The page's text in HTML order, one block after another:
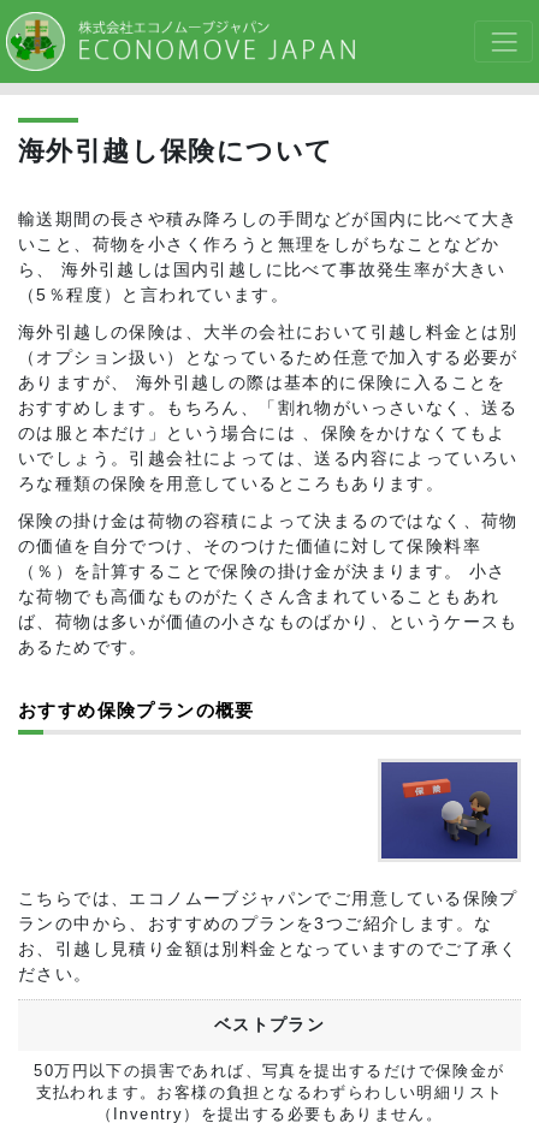
海外引越し保険について
輸送期間の長さや積み降ろしの手間などが国内に比べて大き
いこと、荷物を小さく作ろうと無理をしがちなことなどか
ら、 海外引越しは国内引越しに比べて事故発生率が大きい
（5％程度）と言われています。
海外引越しの保険は、大半の会社において引越し料金とは別
（オプション扱い）となっているため任意で加入する必要が
ありますが、 海外引越しの際は基本的に保険に入ることを
おすすめします。もちろん、「割れ物がいっさいなく、送る
のは服と本だけ」という場合には 、保険をかけなくてもよ
いでしょう。引越会社によっては、送る内容によっていろい
ろな種類の保険を用意しているところもあります。
保険の掛け金は荷物の容積によって決まるのではなく、荷物
の価値を自分でつけ、そのつけた価値に対して保険料率
（％）を計算することで保険の掛け金が決まります。 小さ
な荷物でも高価なものがたくさん含まれていることもあれ
ば、荷物は多いが価値の小さなものばかり、というケースも
あるためです。
おすすめ保険プランの概要
こちらでは、エコノムーブジャパンでご用意している保険プ
ランの中から、おすすめのプランを3つご紹介します。な
お、引越し見積り金額は別料金となっていますのでご了承く
ださい。
ベストプラン
50万円以下の損害であれば、写真を提出するだけで保険金が
支払われます。お客様の負担となるわずらわしい明細リスト
（Inventry）を提出する必要もありません。